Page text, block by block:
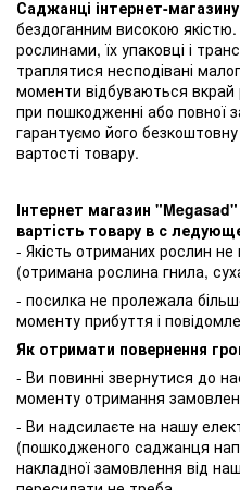
Саджанці інтернет-
бездоганним високою
рослинами, їх упаковці і
траплятися несподівані
моменти відбуваються вкрай
при пошкодженні або повної
гарантуємо його
вартості товару.
Інтернет магазин
вартість товару в с
- Якість отриманих рослин не
(отримана рослина гнила,
- посилка не пролежала
моменту прибуття і
Як отримати повернення
- Ви повинні звернутися до
моменту отримання
- Ви надсилаєте на нашу
(пошкодженого саджанця
накладної замовлення від